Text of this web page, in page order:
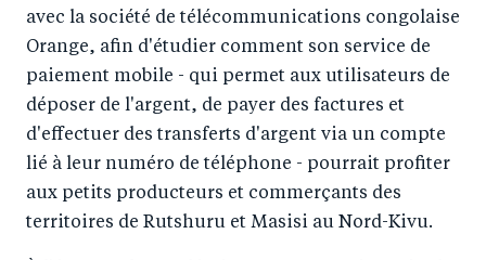
avec la société de télécommunications congolaise
Orange, afin d'étudier comment son service de
paiement mobile - qui permet aux utilisateurs de
déposer de l'argent, de payer des factures et
d'effectuer des transferts d'argent via un compte
lié à leur numéro de téléphone - pourrait profiter
aux petits producteurs et commerçants des
territoires de Rutshuru et Masisi au Nord-Kivu.